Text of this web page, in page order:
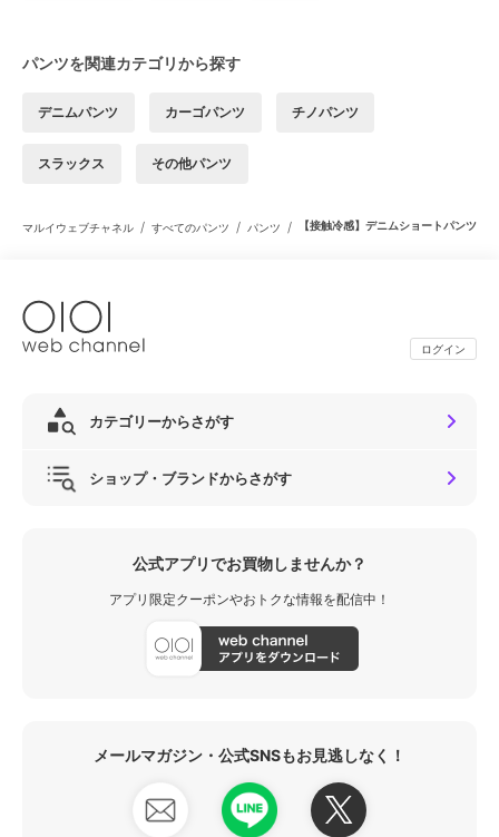
パンツを関連カテゴリから探す
デニムパンツ カーゴパンツ チノパンツ
スラックス その他パンツ
マルイウェブチャネル / すべてのパンツ / パンツ / 【接触冷感】デニムショートパンツ
ログイン
カテゴリーからさがす
ショップ・ブランドからさがす
公式アプリでお買物しませんか？
アプリ限定クーポンやおトクな情報を配信中！
メールマガジン・公式SNSもお見逃しなく！